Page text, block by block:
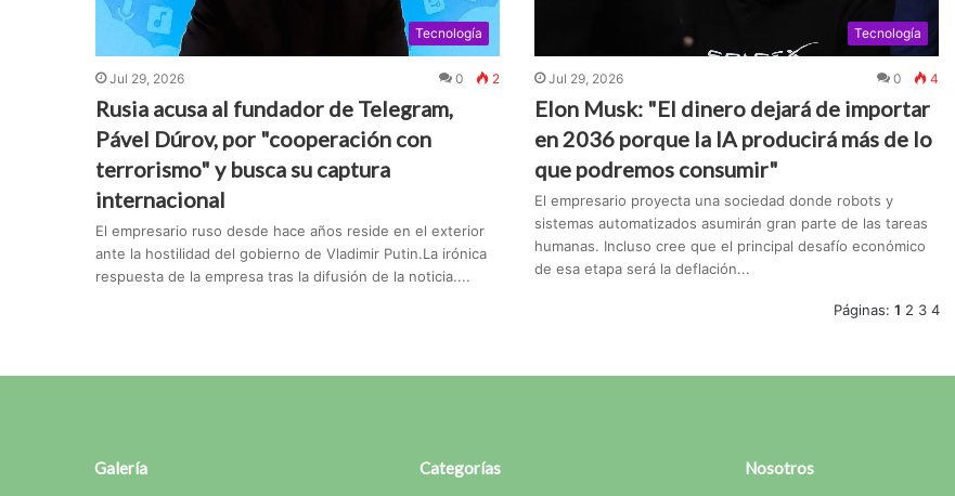
Tecnología
Jul 29, 2026 0 2
Rusia acusa al fundador de Telegram,
Pável Dúrov, por "cooperación con
terrorismo" y busca su captura
internacional
El empresario ruso desde hace años reside en el exterior
ante la hostilidad del gobierno de Vladimir Putin.La irónica
respuesta de la empresa tras la difusión de la noticia....
Tecnología
Jul 29, 2026 0 4
Elon Musk: "El dinero dejará de importar
en 2036 porque la IA producirá más de lo
que podremos consumir"
El empresario proyecta una sociedad donde robots y
sistemas automatizados asumirán gran parte de las tareas
humanas. Incluso cree que el principal desafío económico
de esa etapa será la deflación...
Páginas: 1 2 3 4
Galería Categorías Nosotros